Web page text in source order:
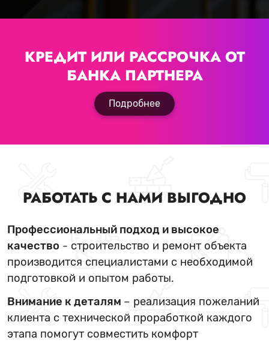
КРЕДИТ ИЛИ РАССРОЧКА ОТ
БАНКА ПАРТНЕРА
Подробнее
РАБОТАТЬ С НАМИ ВЫГОДНО
Профессиональный подход и высокое
качество - строительство и ремонт объекта
производится специалистами с необходимой
подготовкой и опытом работы.
Внимание к деталям – реализация пожеланий
клиента с технической проработкой каждого
этапа помогут совместить комфорт